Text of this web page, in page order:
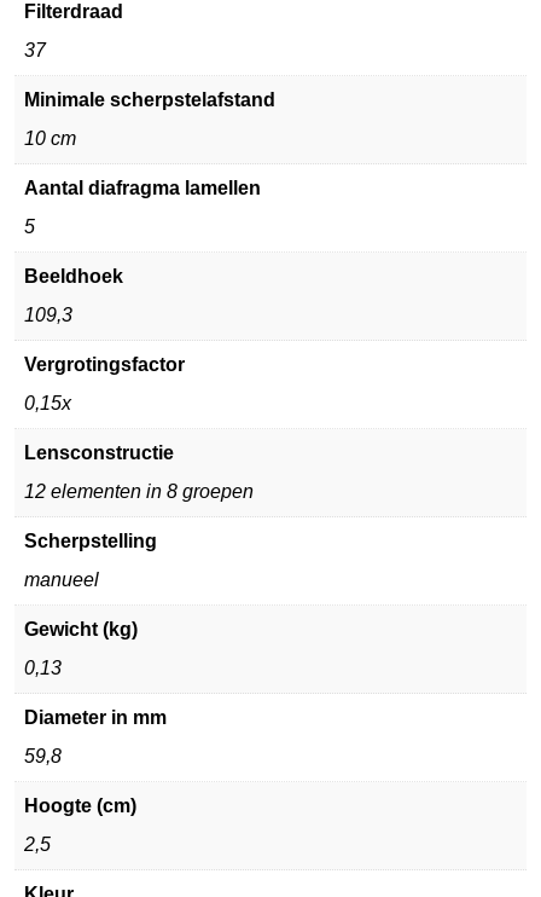
Filterdraad
37
Minimale scherpstelafstand
10 cm
Aantal diafragma lamellen
5
Beeldhoek
109,3
Vergrotingsfactor
0,15x
Lensconstructie
12 elementen in 8 groepen
Scherpstelling
manueel
Gewicht (kg)
0,13
Diameter in mm
59,8
Hoogte (cm)
2,5